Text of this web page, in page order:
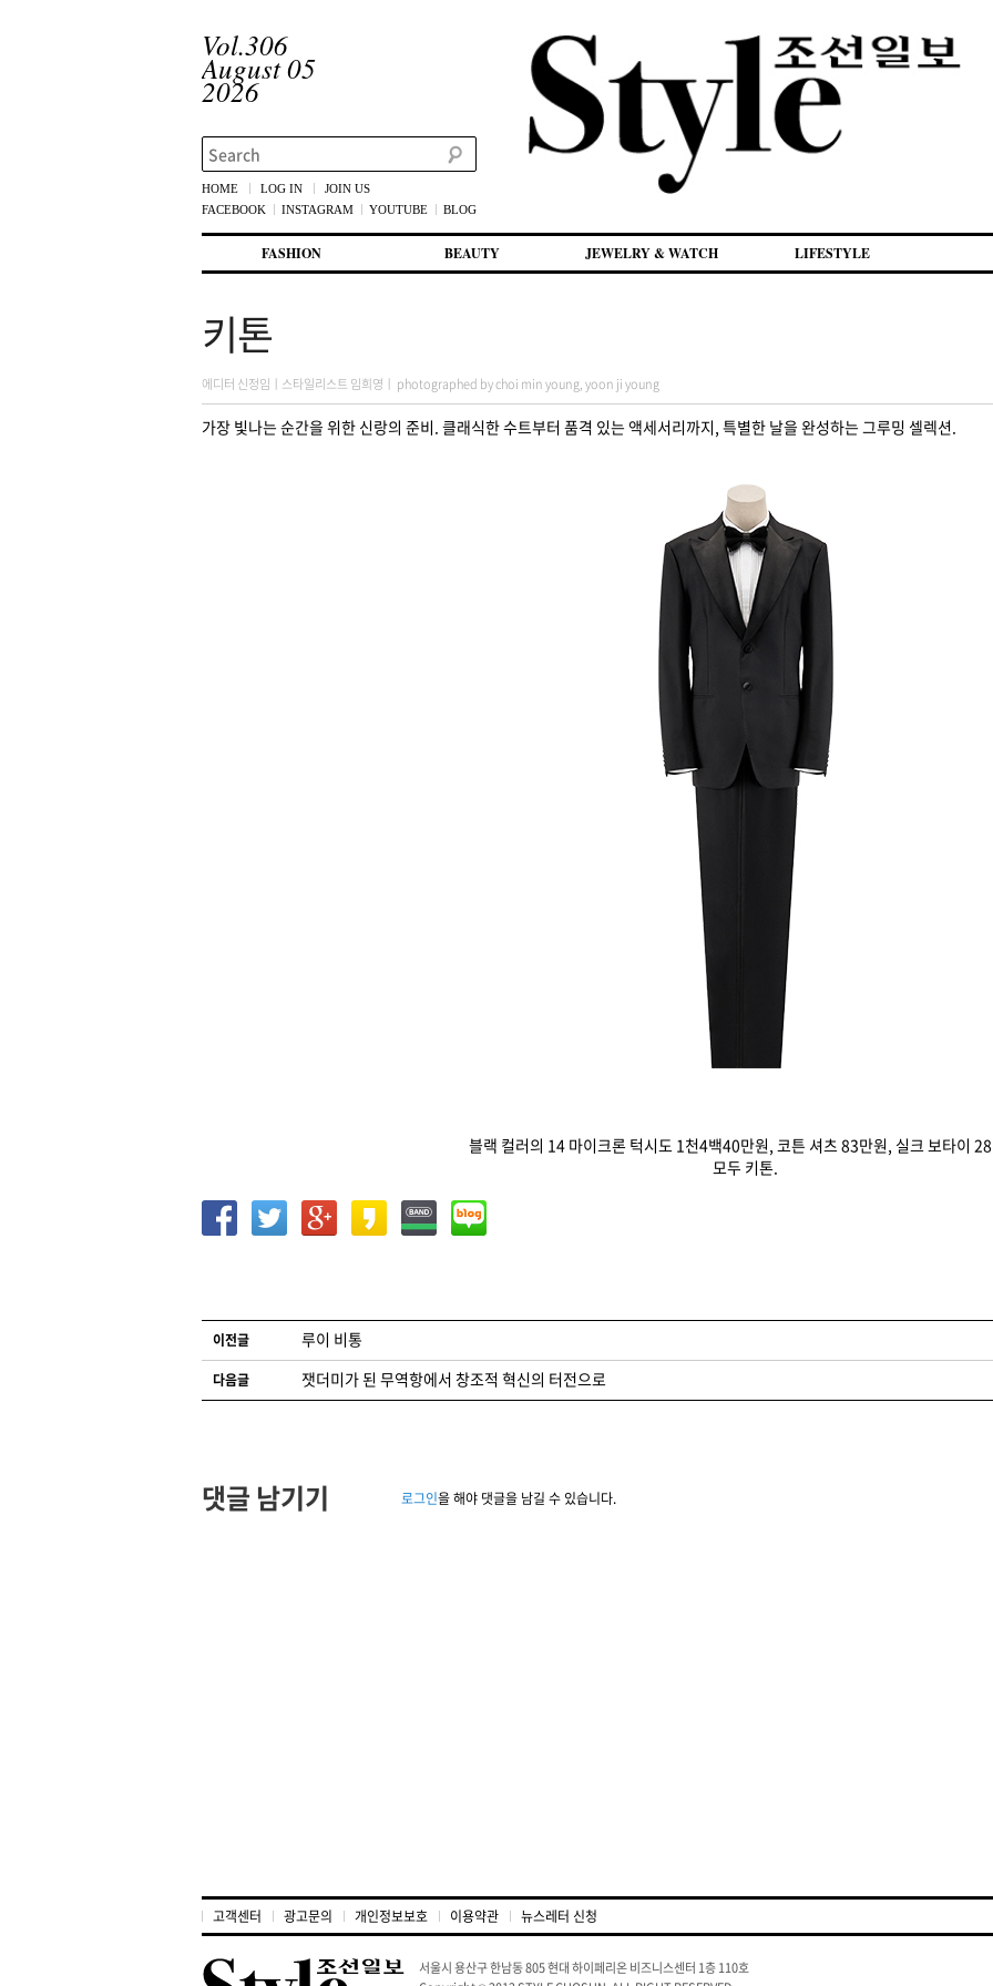
Vol.306
August 05
2026
Search
HOME LOG IN
JOIN US
FACEBOOK
INSTAGRAM YOUTUBE BLOG
첫번째 컨텐츠로 뛰어넘기
두번째 컨텐츠로 뛰어넘기
FASHION BEAUTY JEWELRY & WATCH LIFESTYLE
키톤
에디터 신정임ㅣ스타일리스트 임희영ㅣ photographed by choi min young, yoon ji young
가장 빛나는 순간을 위한 신랑의 준비. 클래식한 수트부터 품격 있는 액세서리까지, 특별한 날을 완성하는 그루밍 셀렉션.
블랙 컬러의 14 마이크론 턱시도 1천4백40만원, 코튼 셔츠 83만원, 실크 보타이
모두 키톤.
글 네비게이션
이전글 루이 비통
다음글 잿더미가 된 무역항에서 창조적 혁신의 터전으로
댓글 남기기 로그인을 해야 댓글을 남길 수 있습니다.
고객센터 광고문의 개인정보보호 이용약관 뉴스레터 신청
서울시 용산구 한남동 805 현대 하이페리온 비즈니스센터 1층 110호